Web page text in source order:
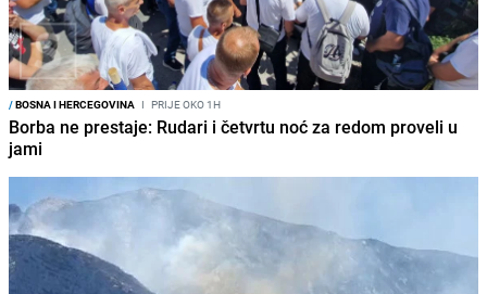
/BOSNA I HERCEGOVINA I PRIJE OKO 1H
Borba ne prestaje: Rudari i četvrtu noć za redom proveli u
jami